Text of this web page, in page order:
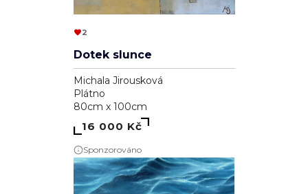
2
Dotek slunce
Michala Jirousková
Plátno
80cm x 100cm
16 000 Kč
Sponzorováno